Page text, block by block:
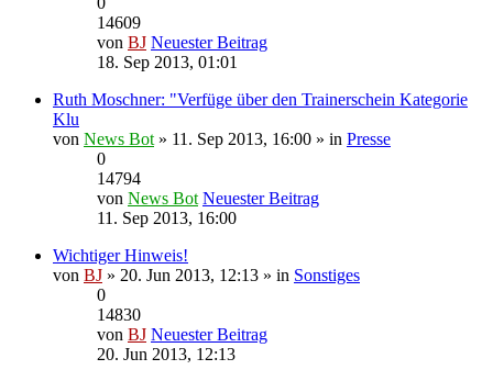
14609
von BJ Neuester Beitrag
18. Sep 2013, 01:01
Ruth Moschner: "Verfüge über den Trainerschein Kategorie
Klu
von News Bot » 11. Sep 2013, 16:00 » in Presse
0
14794
von News Bot Neuester Beitrag
11. Sep 2013, 16:00
Wichtiger Hinweis!
von BJ » 20. Jun 2013, 12:13 » in Sonstiges
0
14830
von BJ Neuester Beitrag
20. Jun 2013, 12:13